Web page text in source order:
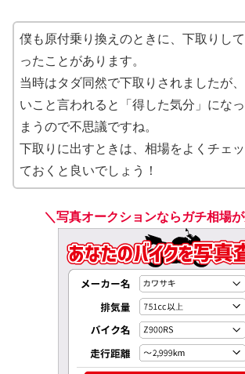
僕も原付乗り換えのときに、下取りし
ったことがあります。
当時はタダ同然で下取りされましたが、
いこと言われると「得した気分」にな
まうので不思議ですね。
下取りに出すときは、相場をよくチェ
ておくと良いでしょう！
＼写真オークションならガチ相場